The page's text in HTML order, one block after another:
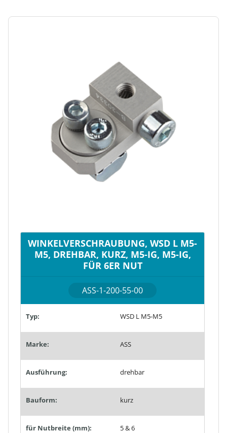
WINKELVERSCHRAUBUNG, WSD L M5-
M5, DREHBAR, KURZ, M5-IG, M5-IG,
FÜR 6ER NUT
ASS-1-200-55-00
Typ: WSD L M5-M5
Marke: ASS
Ausführung: drehbar
Bauform: kurz
für Nutbreite (mm): 5 & 6